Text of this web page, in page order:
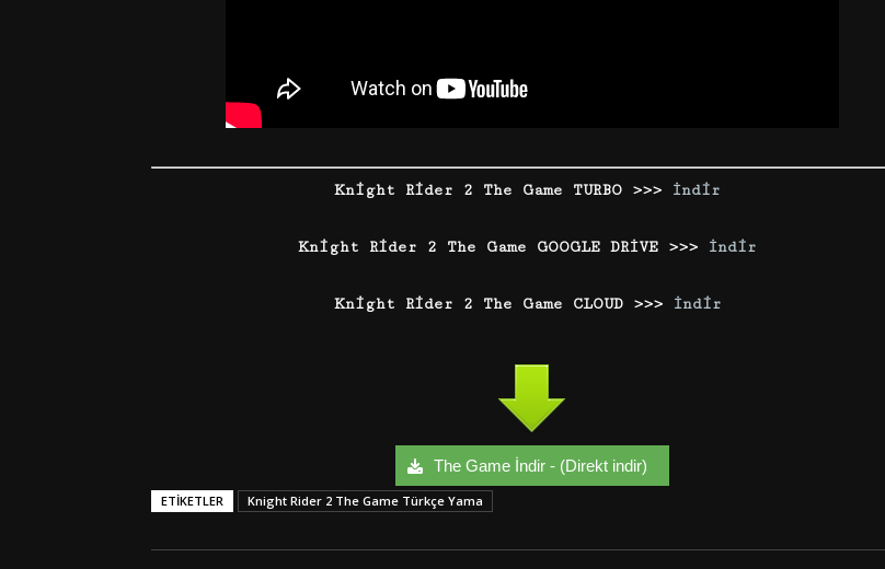
Knight Rider 2 The Game TURBO >>> İndir
Knight Rider 2 The Game GOOGLE DRİVE >>> İndir
Knight Rider 2 The Game CLOUD >>>İndir
The Game İndir - (Direkt indir)
ETIKETLER Knight Rider 2 The Game Türkçe Yama